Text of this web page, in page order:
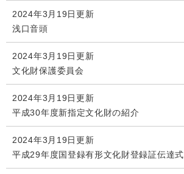
2024年3月19日更新
浅口音頭
2024年3月19日更新
文化財保護委員会
2024年3月19日更新
平成30年度新指定文化財の紹介
2024年3月19日更新
平成29年度国登録有形文化財登録証伝達式